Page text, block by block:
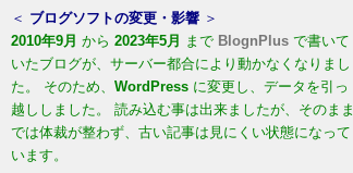
＜ ブログソフトの変更・影響 ＞
2010年9月 から 2023年5月 まで BlognPlus で書いて
いたブログが、サーバー都合により動かなくなりまし
た。 そのため、 WordPress に変更し、データを引っ
越ししました。 読み込む事は出来ましたが、そのまま
では体裁が整わず、古い記事は見にくい状態になって
います。